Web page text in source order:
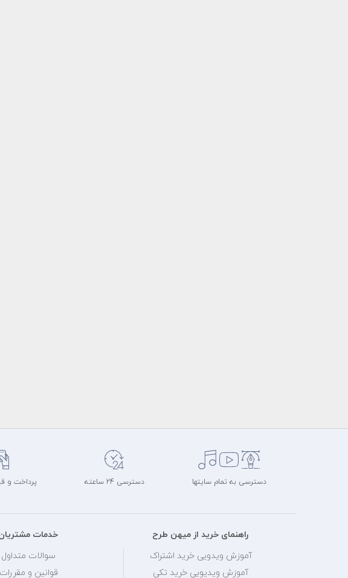
دسترسی به تمام سایتها دسترسی 24 ساعته پرداخت و
راهنمای خرید از میهن طرح
آموزش ویدویی خرید اشتراک
آموزش ویدیویی خرید تکی
خدمات
سوالات متداول
قوانین و مقررات